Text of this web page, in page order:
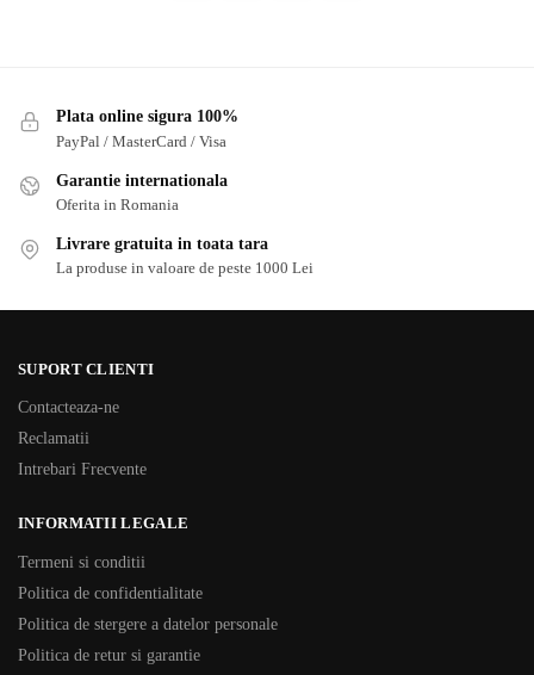
Plata online sigura 100%
PayPal / MasterCard / Visa
Garantie internationala
Oferita in Romania
Livrare gratuita in toata tara
La produse in valoare de peste 1000 Lei
SUPORT CLIENTI
Contacteaza-ne
Reclamatii
Intrebari Frecvente
INFORMATII LEGALE
Termeni si conditii
Politica de confidentialitate
Politica de stergere a datelor personale
Politica de retur si garantie